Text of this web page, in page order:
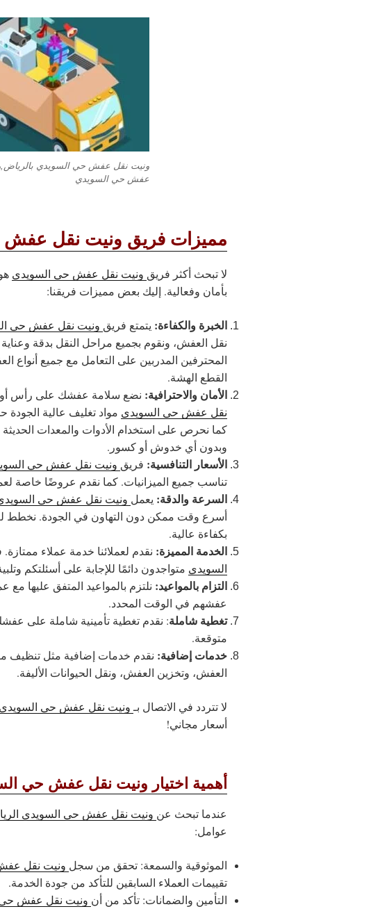
ونيت نقل عفش حي السويدي
عفش حي السويدي
مميزات فريق ونيت نقل
لا تبحث أكثر فريق ونيت نقل عفش حي السويدي
بأمان وفعالية. إليك بعض مميزات فريقنا:
الخبرة والكفاءة: يتمتع فريق ونيت نقل عفش حي
نقل العفش، ونقوم بجميع مراحل النقل بدقة
المحترفين المدربين على التعامل مع جميع أنواع
القطع الهشة.
الأمان والاحترافية: نضع سلامة عفشك على رأس
نقل عفش حي السويدي مواد تغليف عالية الجودة
كما نحرص على استخدام الأدوات والمعدات
وبدون أي خدوش أو كسور.
الأسعار التنافسية: فريق ونيت نقل عفش حي
تناسب جميع الميزانيات. كما نقدم عروضًا خاصة
السرعة والدقة: يعمل ونيت نقل عفش حي
أسرع وقت ممكن دون التهاون في الجودة. نخطط
بكفاءة عالية.
الخدمة المميزة: نقدم لعملائنا خدمة عملاء
السويدي متواجدون دائمًا للإجابة على أسئلتكم
التزام بالمواعيد: نلتزم بالمواعيد المتفق عليها
عفشهم في الوقت المحدد.
تغطية شاملة: نقدم تغطية تأمينية شاملة على
متوقعة.
خدمات إضافية: نقدم خدمات إضافية مثل تنظيف
العفش، وتخزين العفش، ونقل الحيوانات الأليفة.
لا تتردد في الاتصال بـ ونيت نقل عفش حي السويدي
أسعار مجاني!
أهمية اختيار ونيت نقل عفش حي
عندما تبحث عن ونيت نقل عفش حي السويدي
عوامل:
الموثوقية والسمعة: تحقق من سجل ونيت نقل
تقييمات العملاء السابقين للتأكد من جودة الخدمة.
التأمين والضمانات: تأكد من أن ونيت نقل عفش حي